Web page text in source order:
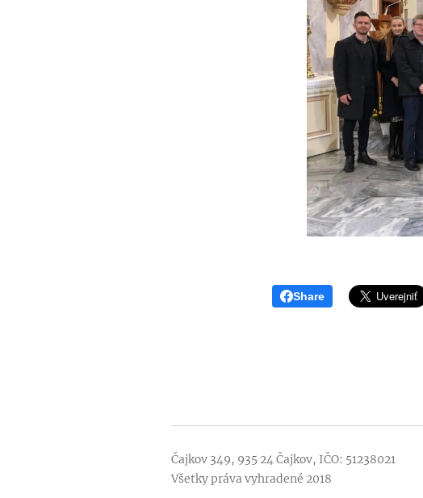
Share
Čajkov 349, 935 24 Čajkov, IČO: 51238021
Všetky práva vyhradené 2018